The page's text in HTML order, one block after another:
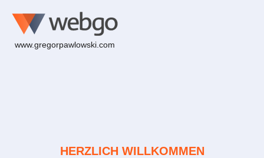
www.gregorpawlowski.com
HERZLICH WILLKOMMEN